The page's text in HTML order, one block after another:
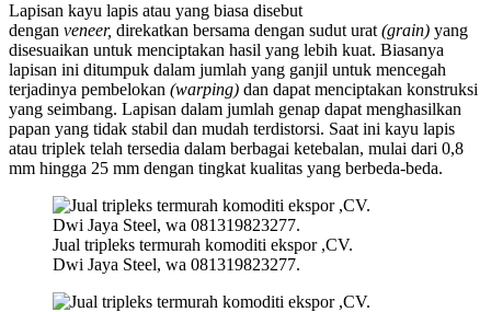
Lapisan kayu lapis atau yang biasa disebut
dengan veneer, direkatkan bersama dengan sudut urat (grain) yang
disesuaikan untuk menciptakan hasil yang lebih kuat. Biasanya
lapisan ini ditumpuk dalam jumlah yang ganjil untuk mencegah
terjadinya pembelokan (warping) dan dapat menciptakan konstruksi
yang seimbang. Lapisan dalam jumlah genap dapat menghasilkan
papan yang tidak stabil dan mudah terdistorsi. Saat ini kayu lapis
atau triplek telah tersedia dalam berbagai ketebalan, mulai dari 0,8
mm hingga 25 mm dengan tingkat kualitas yang berbeda-beda.
Jual tripleks termurah komoditi ekspor ,CV.
Dwi Jaya Steel, wa 081319823277.